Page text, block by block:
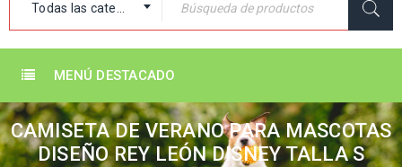
Todas las categorías
MENÚ DESTACADO
CAMISETA DE VERANO PARA MASCOTAS
DISEÑO REY LEÓN DISNEY TALLA S